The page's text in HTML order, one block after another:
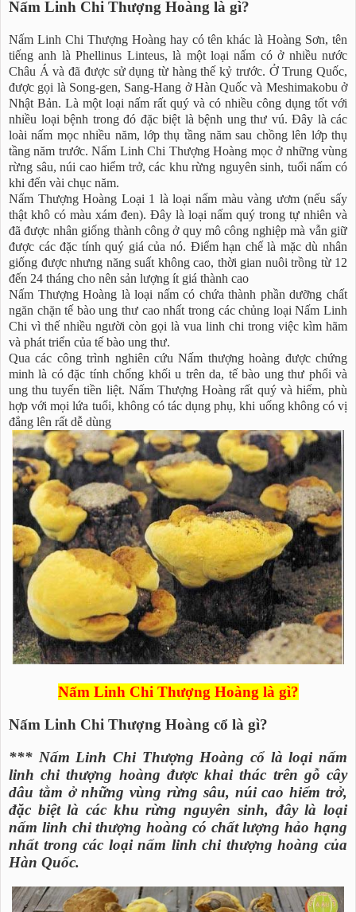
Nấm Linh Chi Thượng Hoàng là gì?
Nấm Linh Chi Thượng Hoàng hay có tên khác là Hoàng Sơn, tên
tiếng anh là Phellinus Linteus, là một loại nấm có ở nhiều nước
Châu Á và đã được sử dụng từ hàng thế kỷ trước. Ở Trung Quốc,
được gọi là Song-gen, Sang-Hang ở Hàn Quốc và Meshimakobu ở
Nhật Bản. Là một loại nấm rất quý và có nhiều công dụng tốt với
nhiều loại bệnh trong đó đặc biệt là bệnh ung thư vú. Đây là các
loài nấm mọc nhiều năm, lớp thụ tầng năm sau chồng lên lớp thụ
tầng năm trước. Nấm Linh Chi Thượng Hoàng mọc ở những vùng
rừng sâu, núi cao hiểm trở, các khu rừng nguyên sinh, tuổi nấm có
khi đến vài chục năm.
Nấm Thượng Hoàng Loại 1 là loại nấm màu vàng ươm (nếu sấy
thật khô có màu xám đen). Đây là loại nấm quý trong tự nhiên và
đã được nhân giống thành công ở quy mô công nghiệp mà vẫn giữ
được các đặc tính quý giá của nó. Điểm hạn chế là mặc dù nhân
giống được nhưng năng suất không cao, thời gian nuôi trồng từ 12
đến 24 tháng cho nên sản lượng ít giá thành cao
Nấm Thượng Hoàng là loại nấm có chứa thành phần dưỡng chất
ngăn chặn tế bào ung thư cao nhất trong các chủng loại Nấm Linh
Chi vì thế nhiều người còn gọi là vua linh chi trong việc kìm hãm
và phát triển của tế bào ung thư.
Qua các công trình nghiên cứu Nấm thượng hoàng được chứng
minh là có đặc tính chống khối u trên da, tế bào ung thư phổi và
ung thu tuyến tiền liệt. Nấm Thượng Hoàng rất quý và hiếm, phù
hợp với mọi lứa tuổi, không có tác dụng phụ, khi uống không có vị
đắng lên rất dễ dùng
Nấm Linh Chi Thượng Hoàng là gì?
Nấm Linh Chi Thượng Hoàng cổ là gì?
*** Nấm Linh Chi Thượng Hoàng cổ là loại nấm
linh chi thượng hoàng được khai thác trên gỗ cây
dâu tằm ở những vùng rừng sâu, núi cao hiểm trở,
đặc biệt là các khu rừng nguyên sinh, đây là loại
nấm linh chi thượng hoàng có chất lượng hảo hạng
nhất trong các loại nấm linh chi thượng hoàng của
Hàn Quốc.